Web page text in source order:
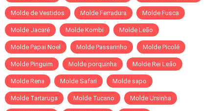
Molde de Vestidos Molde Ferradura Molde Fusca
Molde Jacaré Molde Kombi Molde Leão
Molde Papai Noel Molde Passarinho Molde Picolé
Molde Pinguim Molde porquinha Molde Rei Leão
Molde Rena Molde Safari Molde sapo
Molde Tartaruga Molde Tucano Molde Ursinha